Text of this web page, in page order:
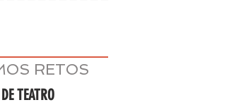
RETOS
TEATRO